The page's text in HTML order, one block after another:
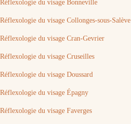
Réflexologie du visage Bonneville
Réflexologie du visage Collonges-sous-Salève
Réflexologie du visage Cran-Gevrier
Réflexologie du visage Cruseilles
Réflexologie du visage Doussard
Réflexologie du visage Épagny
Réflexologie du visage Faverges